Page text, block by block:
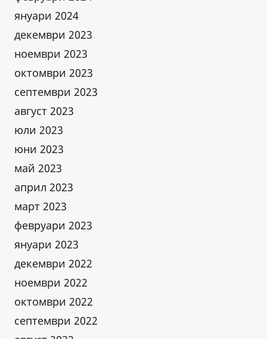
януари 2024
декември 2023
ноември 2023
октомври 2023
септември 2023
август 2023
юли 2023
юни 2023
май 2023
април 2023
март 2023
февруари 2023
януари 2023
декември 2022
ноември 2022
октомври 2022
септември 2022